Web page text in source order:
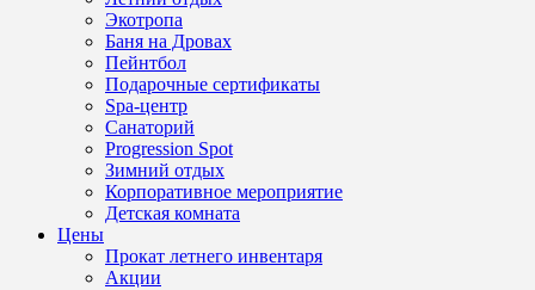
Экотропа
Баня на Дровах
Пейнтбол
Подарочные сертификаты
Spa-центр
Санаторий
Progression Spot
Зимний отдых
Корпоративное мероприятие
Детская комната
Цены
Прокат летнего инвентаря
Акции